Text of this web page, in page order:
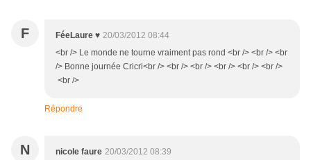
F FéeLaure ♥ 20/03/2012 08:44
<br /> Le monde ne tourne vraiment pas rond <br /> <br /> <br
/> Bonne journée Cricri<br /> <br /> <br /> <br /> <br /> <br />
<br />
Répondre
N nicole faure 20/03/2012 08:39